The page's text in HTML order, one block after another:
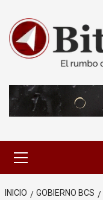
contenido
primario
INICIO GOBIERNO BCS